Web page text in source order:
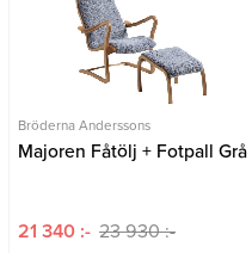
Bröderna Anderssons
Majoren Fåtölj + Fotpall Grå
21 340 :- 23 930 :-